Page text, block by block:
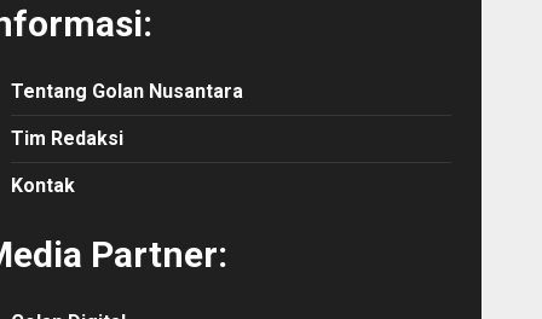
Tentang Golan Nusantara
Tim Redaksi
Kontak
Partner: